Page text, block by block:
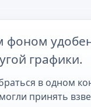
графики.
в одном
принять